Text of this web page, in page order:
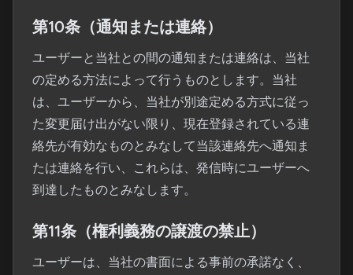
第10条（通知または連絡）
ユーザーと当社との間の通知または連絡は、当社
の定める方法によって行うものとします。当社
は、ユーザーから、当社が別途定める方式に従っ
た変更届け出がない限り、現在登録されている連
絡先が有効なものとみなして当該連絡先へ通知ま
たは連絡を行い、これらは、発信時にユーザーへ
到達したものとみなします。
第11条（権利義務の譲渡の禁止）
ユーザーは、当社の書面による事前の承諾なく、